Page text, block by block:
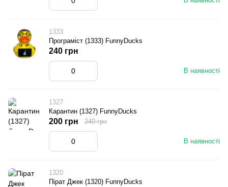
1333
Програміст (1333) FunnyDucks
В наявності
240 грн
1327
Карантин (1327) FunnyDucks
В наявності
200 грн 240 грн
1320
Пірат Джек (1320) FunnyDucks